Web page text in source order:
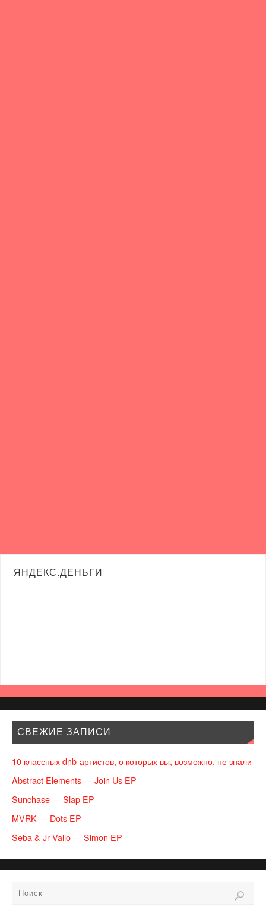
ЯНДЕКС.ДЕНЬГИ
СВЕЖИЕ ЗАПИСИ
10 классных dnb-артистов, о которых вы, возможно, не знали
Abstract Elements — Join Us EP
Sunchase — Slap EP
MVRK — Dots EP
Seba & Jr Vallo — Simon EP